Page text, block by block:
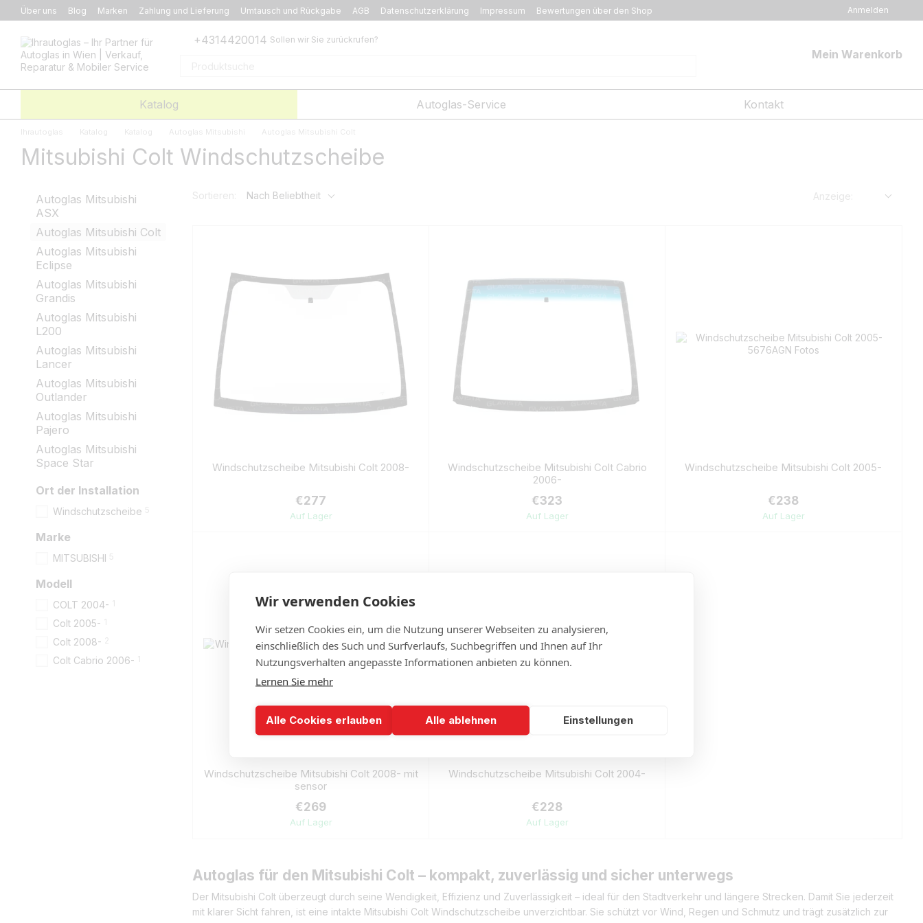
Перейти к основному контенту
Über uns Blog Marken Zahlung und Lieferung Umtausch und Rückgabe AGB Datenschutzerklärung Impressum Bewertungen über den Shop Anmelden
+4314420014 Sollen wir Sie zurückrufen?
Mein Warenkorb
Katalog Autoglas-Service Kontakt
Ihrautoglas Katalog Katalog Autoglas Mitsubishi Autoglas Mitsubishi Colt
Mitsubishi Colt Windschutzscheibe
Sortieren: Nach Beliebtheit Anzeige:
Autoglas für den Mitsubishi Colt – kompakt, zuverlässig und sicher unterwegs
Der Mitsubishi Colt überzeugt durch seine Wendigkeit, Effizienz und Zuverlässigkeit – ideal für den Stadtverkehr und längere Strecken. Damit Sie jederzeit
mit klarer Sicht fahren, ist eine intakte Mitsubishi Colt Windschutzscheibe unverzichtbar. Sie schützt vor Wind, Regen und Schmutz und trägt zusätzlich zur
Windschutzscheibe Mitsubishi Colt 2008-
€277
Auf Lager
Windschutzscheibe Mitsubishi Colt Cabrio
2006-
€323
Auf Lager
Windschutzscheibe Mitsubishi Colt 2005-
€238
Auf Lager
Windschutzscheibe Mitsubishi Colt 2008- mit
sensor
€269
Auf Lager
Windschutzscheibe Mitsubishi Colt 2004-
€228
Auf Lager
Autoglas Mitsubishi
ASX
Autoglas Mitsubishi Colt
Autoglas Mitsubishi
Eclipse
Autoglas Mitsubishi
Grandis
Autoglas Mitsubishi
L200
Autoglas Mitsubishi
Lancer
Autoglas Mitsubishi
Outlander
Autoglas Mitsubishi
Pajero
Autoglas Mitsubishi
Space Star
Ort der Installation
Windschutzscheibe 5
Marke
MITSUBISHI 5
Modell
COLT 2004-
Colt 2005-
Colt 2008- 2
Colt Cabrio 2006-
Wir verwenden Cookies
Wir setzen Cookies ein, um die Nutzung unserer Webseiten zu analysieren,
einschließlich des Such und Surfverlaufs, Suchbegriffen und Ihnen auf Ihr
Nutzungsverhalten angepasste Informationen anbieten zu können.
Lernen Sie mehr
Alle Cookies erlauben Alle ablehnen Einstellungen